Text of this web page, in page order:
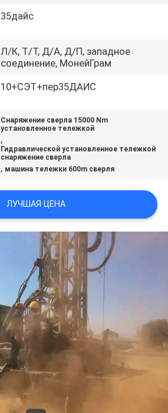
35дайс
Л/К, Т/Т, Д/А, Д/П, западное
соединение, МонейГрам
10+СЭТ+пер35ДАИС
Снаряжение сверла 15000 Nm
установленное тележкой
,
Гидравлической установленное тележкой
снаряжение сверла
, машина тележки 600m сверля
ЛУЧШАЯ ЦЕНА